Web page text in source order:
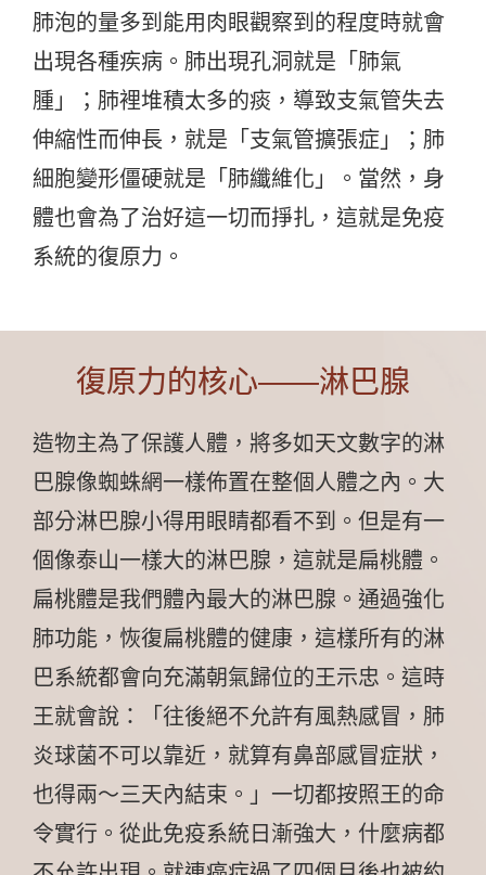
肺泡的量多到能用肉眼觀察到的程度時就會
出現各種疾病。肺出現孔洞就是「肺氣
腫」；肺裡堆積太多的痰，導致支氣管失去
伸縮性而伸長，就是「支氣管擴張症」；肺
細胞變形僵硬就是「肺纖維化」。當然，身
體也會為了治好這一切而掙扎，這就是免疫
系統的復原力。
復原力的核心——淋巴腺
造物主為了保護人體，將多如天文數字的淋
巴腺像蜘蛛網一樣佈置在整個人體之內。大
部分淋巴腺小得用眼睛都看不到。但是有一
個像泰山一樣大的淋巴腺，這就是扁桃體。
扁桃體是我們體內最大的淋巴腺。通過強化
肺功能，恢復扁桃體的健康，這樣所有的淋
巴系統都會向充滿朝氣歸位的王示忠。這時
王就會說：「往後絕不允許有風熱感冒，肺
炎球菌不可以靠近，就算有鼻部感冒症狀，
也得兩～三天內結束。」一切都按照王的命
令實行。從此免疫系統日漸強大，什麼病都